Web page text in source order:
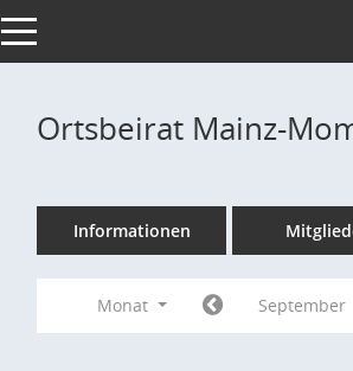
Toggle navigation
Ortsbeirat Mainz-
Informationen
Monat September